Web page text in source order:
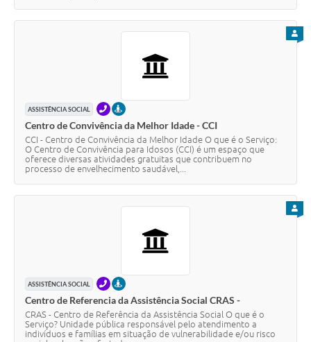
ASSISTÊNCIA SOCIAL TELEFONEPRESENCIAL
Centro de Convivência da Melhor Idade - CCI
CCI - Centro de Convivência da Melhor Idade O que é o Serviço:
O Centro de Convivência para Idosos (CCI) é um espaço que
oferece diversas atividades gratuitas que contribuem no
processo de envelhecimento saudável,...
ASSISTÊNCIA SOCIAL TELEFONEPRESENCIAL
Centro de Referencia da Assistência Social CRAS -
CRAS - Centro de Referência da Assistência Social O que é o
Serviço? Unidade pública responsável pelo atendimento a
indivíduos e famílias em situação de vulnerabilidade e/ou risco